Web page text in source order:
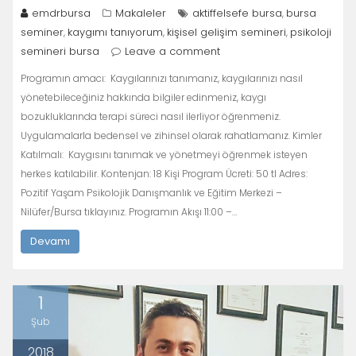
emdrbursa Makaleler aktiffelsefe bursa, bursa
seminer, kaygımı tanıyorum, kişisel gelişim semineri, psikoloji
semineri bursa
Leave a comment
Programın amacı: Kaygılarınızı tanımanız, kaygılarınızı nasıl
yönetebileceğiniz hakkında bilgiler edinmeniz, kaygı
bozukluklarında terapi süreci nasıl ilerliyor öğrenmeniz.
Uygulamalarla bedensel ve zihinsel olarak rahatlamanız. Kimler
Katılmalı: Kaygısını tanımak ve yönetmeyi öğrenmek isteyen
herkes katılabilir. Kontenjan: 18 Kişi Program Ücreti: 50 tl Adres:
Pozitif Yaşam Psikolojik Danışmanlık ve Eğitim Merkezi –
Nilüfer/Bursa tıklayınız. Programın Akışı 11:00 –…
Devamı
1
Şub